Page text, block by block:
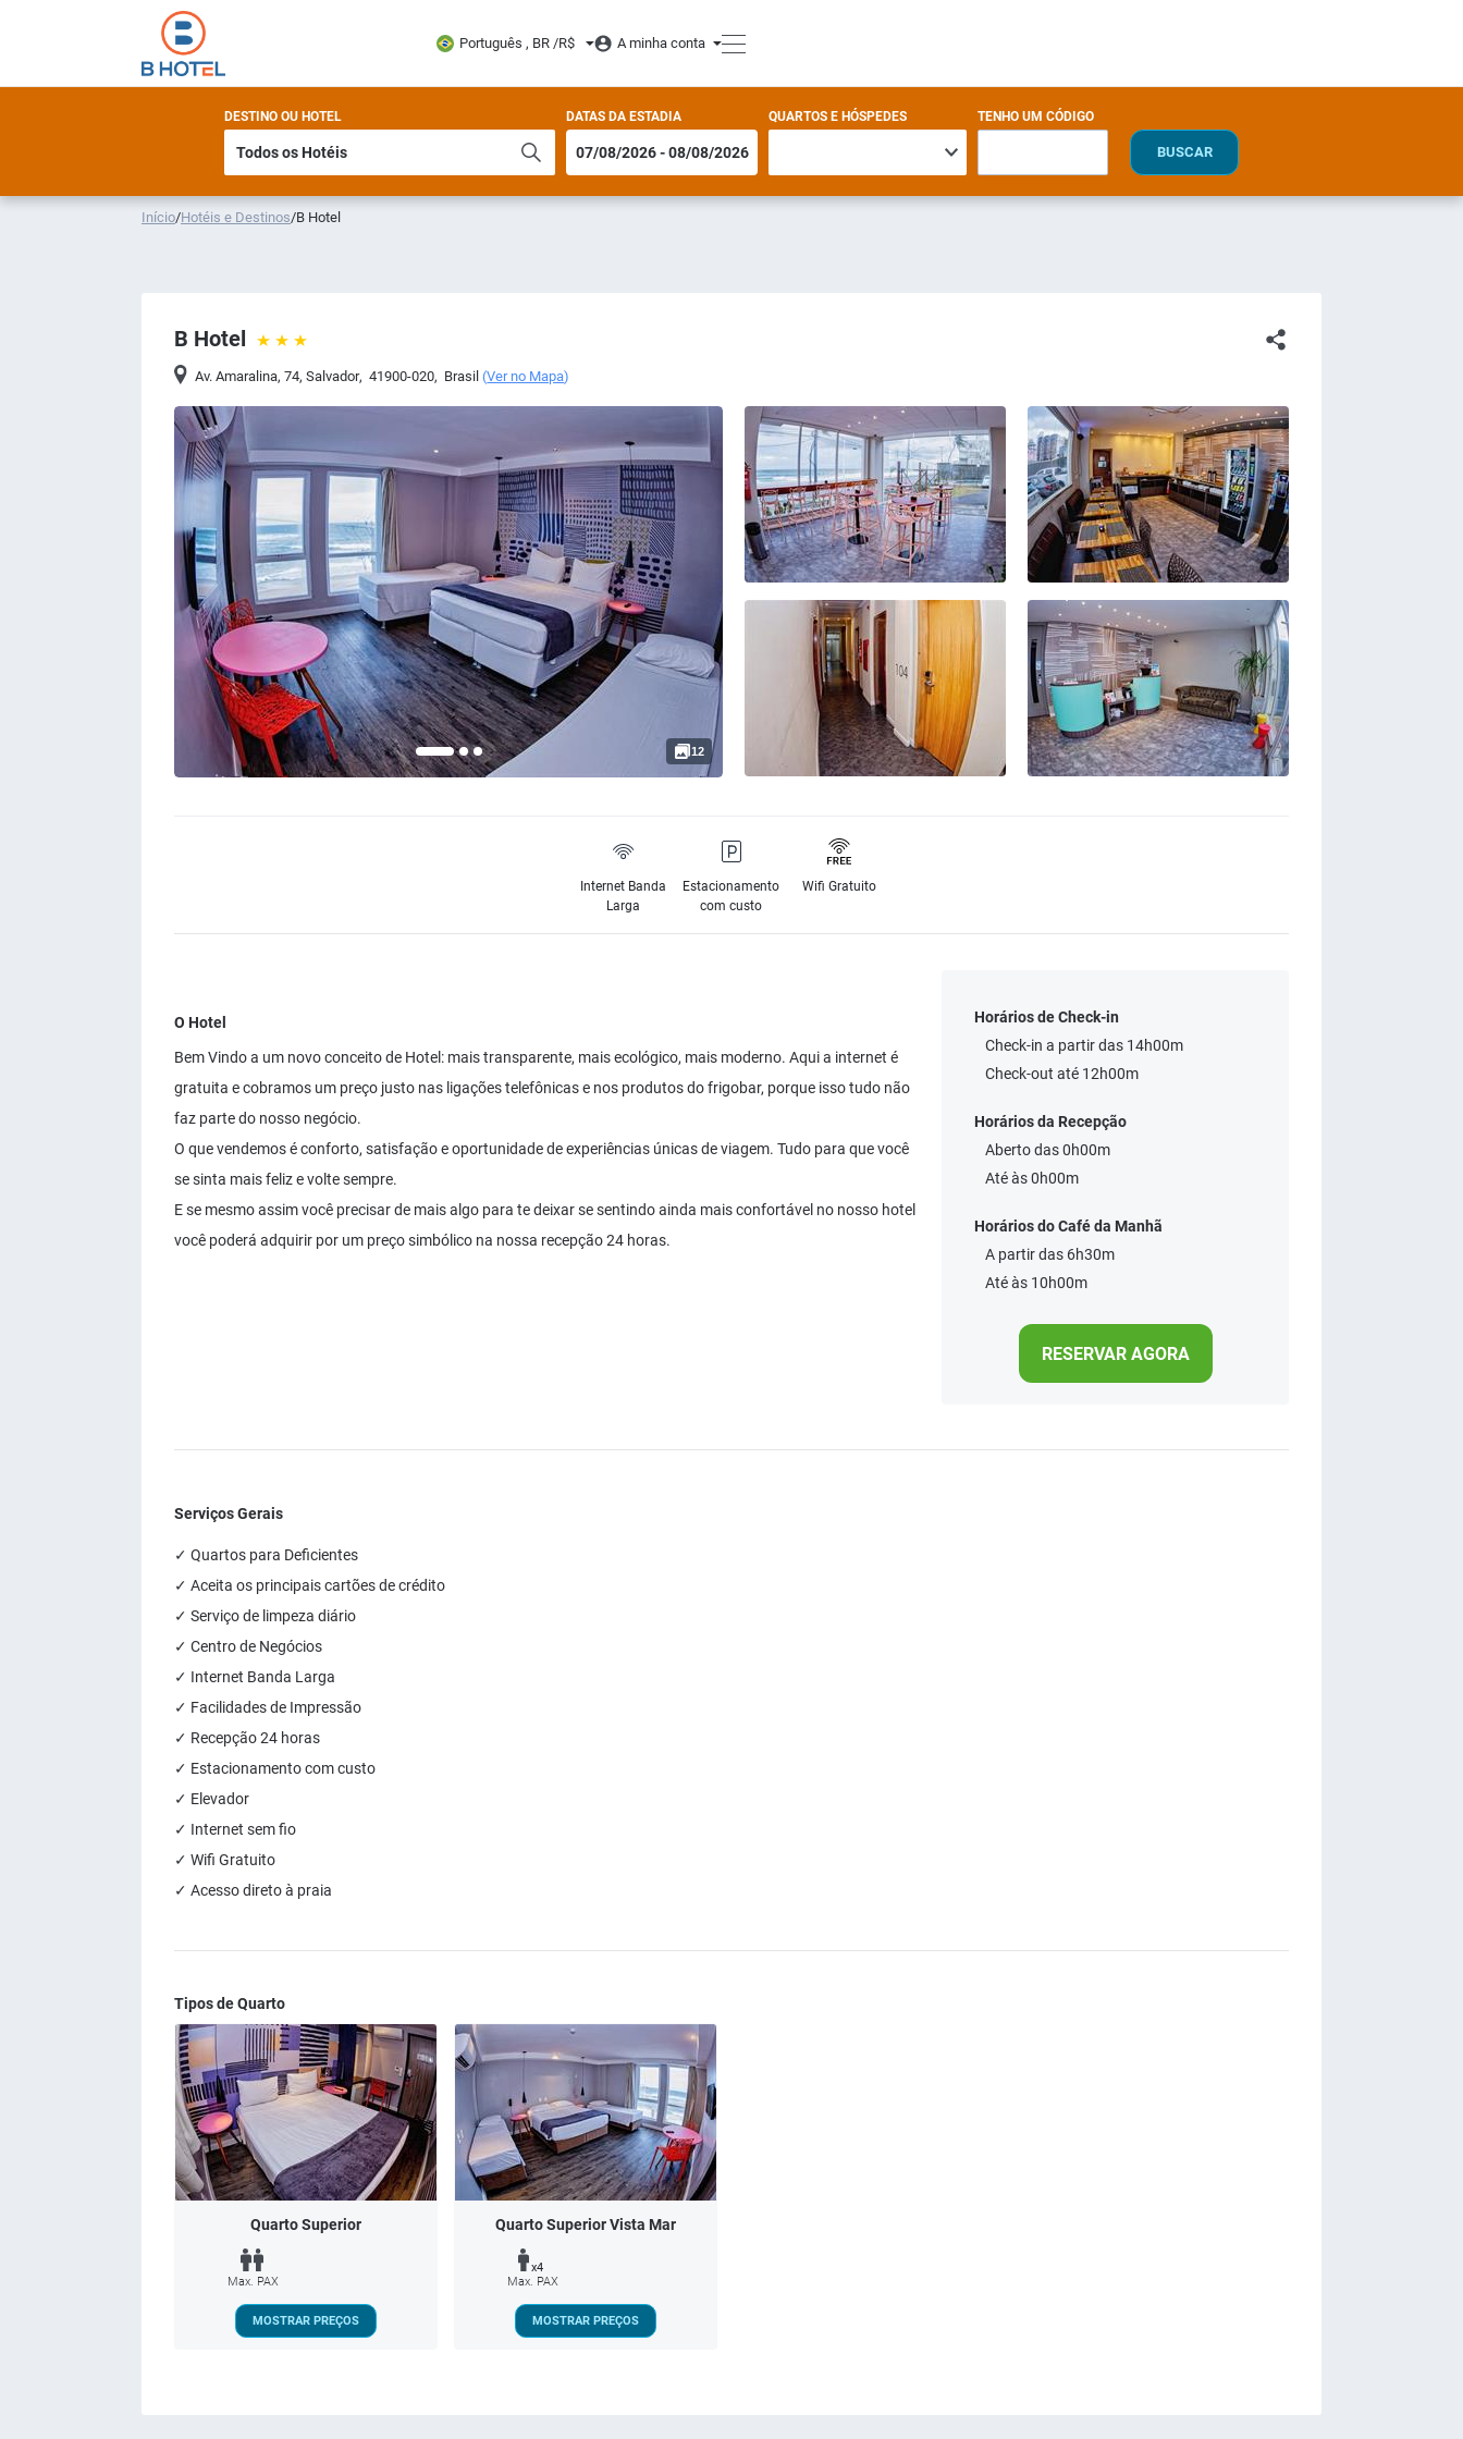
Português , BR /R$ A minha conta
DESTINO OU HOTEL DATAS DA ESTADIA QUARTOS E HÓSPEDES TENHO UM CÓDIGO
BUSCAR
Início/Hotéis e Destinos/B Hotel
B Hotel
Av. Amaralina, 74,Salvador, 41900-020, Brasil (Ver no Mapa)
12
Internet Banda
Larga
Estacionamento
com custo
Wifi Gratuito
O Hotel
Bem Vindo a um novo conceito de Hotel: mais transparente, mais ecológico, mais moderno. Aqui a internet é
gratuita e cobramos um preço justo nas ligações telefônicas e nos produtos do frigobar, porque isso tudo não
faz parte do nosso negócio.
O que vendemos é conforto, satisfação e oportunidade de experiências únicas de viagem. Tudo para que você
se sinta mais feliz e volte sempre.
E se mesmo assim você precisar de mais algo para te deixar se sentindo ainda mais confortável no nosso hotel
você poderá adquirir por um preço simbólico na nossa recepção 24 horas.
Horários de Check-in
Check-in a partir das 14h00m
Check-out até 12h00m
Horários da Recepção
Aberto das 0h00m
Até às 0h00m
Horários do Café da Manhã
A partir das 6h30m
Até às 10h00m
RESERVAR AGORA
Serviços Gerais
✓ Quartos para Deficientes
✓ Aceita os principais cartões de crédito
✓ Serviço de limpeza diário
✓ Centro de Negócios
✓ Internet Banda Larga
✓ Facilidades de Impressão
✓ Recepção 24 horas
✓ Estacionamento com custo
✓ Elevador
✓ Internet sem fio
✓ Wifi Gratuito
✓ Acesso direto à praia
Tipos de Quarto
Quarto Superior
Max. PAX
MOSTRAR PREÇOS
Quarto Superior Vista Mar
x4
Max. PAX
MOSTRAR PREÇOS